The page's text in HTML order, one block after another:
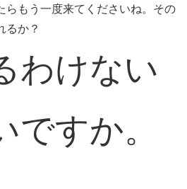
らもう一度来てくださいね。その
るか？
わけない
ですか。